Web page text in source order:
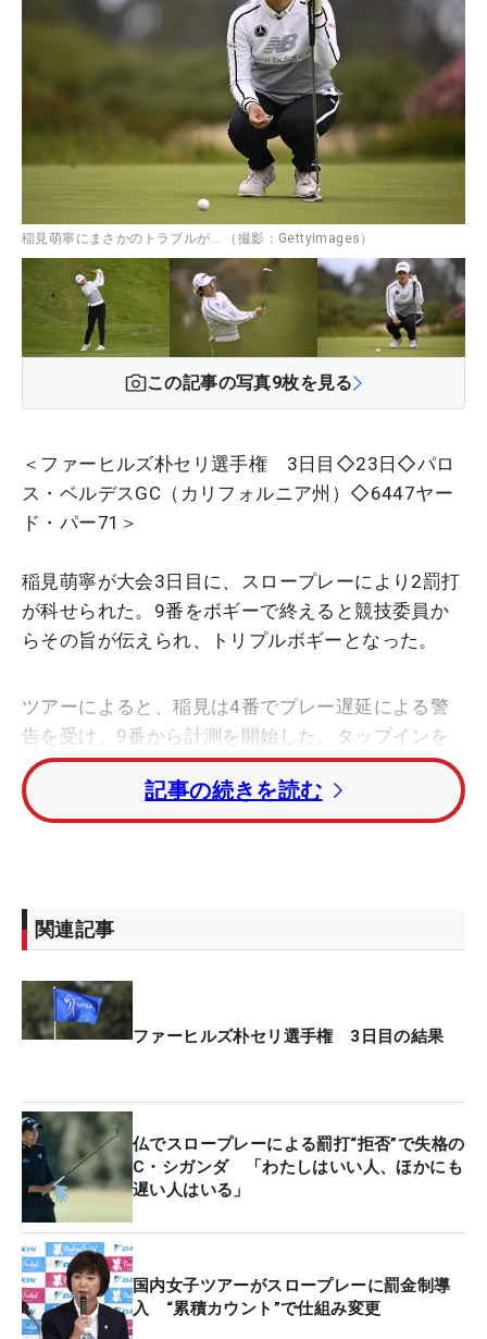
稲見萌寧にまさかのトラブルが… （撮影：GettyImages）
この記事の写真9枚を見る
＜ファーヒルズ朴セリ選手権 3日目◇23日◇パロ
ス・ベルデスGC（カリフォルニア州）◇6447ヤー
ド・パー71＞
稲見萌寧が大会3日目に、スロープレーにより2罰打
が科せられた。9番をボギーで終えると競技委員か
らその旨が伝えられ、トリプルボギーとなった。
ツアーによると、稲見は4番でプレー遅延による警
告を受け、9番から計測を開始した。タップインを
除いて各ショット40秒が持ち時間となるが、稲見は
合計10秒以上オーバーしたため、LPGAペースオブ
プレーポリシーに基づいてペナルティを与えること
この日はキム・アリム（韓国）と2サムでプレー。
と両者ともにボギーとした。そしてそのドタバタは
続き、持ち時間をオーバーしたことで罰打が科せら
「うまくいかなくて、難しいところに行ったりで、
ふたりして時間がかかっていた。『早くして』と
（競技委員に）言われて早くしていたけれど、追い
つかなかった。（計測を）理解できていなくて、分
からないままプレーしていた。それもトラブルが2
回続いちゃった」
スピーディなプレーを心がけたが、“最悪”の結果と
記事の続きを読む
関連記事
ファーヒルズ朴セリ選手権 3日目の結果
仏でスロープレーによる罰打“拒否”で失格の
C・シガンダ 「わたしはいい人、ほかにも
遅い人はいる」
国内女子ツアーがスロープレーに罰金制導
入 “累積カウント”で仕組み変更